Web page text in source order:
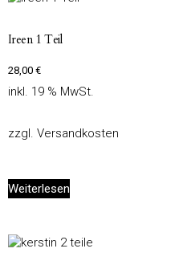
Ireen 1 Teil
28,00 €
inkl. 19 % MwSt.
zzgl. Versandkosten
Weiterlesen